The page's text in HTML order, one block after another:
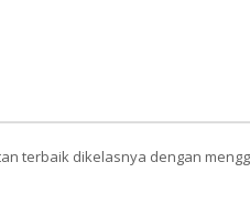
terbaik dikelasnya dengan